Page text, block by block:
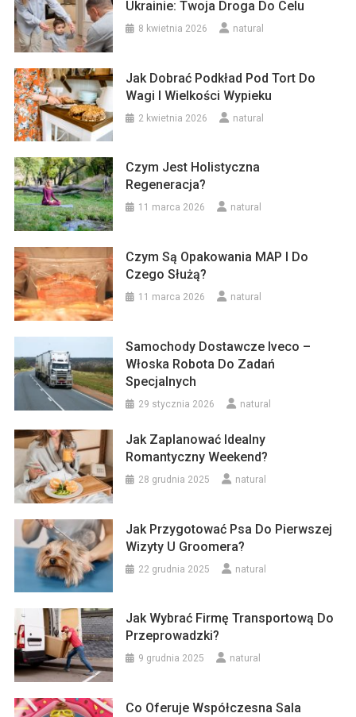
Ukrainie: Twoja Droga Do Celu
8 kwietnia 2026 natural
Jak Dobrać Podkład Pod Tort Do
Wagi I Wielkości Wypieku
2 kwietnia 2026 natural
Czym Jest Holistyczna
Regeneracja?
11 marca 2026 natural
Czym Są Opakowania MAP I Do
Czego Służą?
11 marca 2026 natural
Samochody Dostawcze Iveco –
Włoska Robota Do Zadań
Specjalnych
29 stycznia 2026 natural
Jak Zaplanować Idealny
Romantyczny Weekend?
28 grudnia 2025 natural
Jak Przygotować Psa Do Pierwszej
Wizyty U Groomera?
22 grudnia 2025 natural
Jak Wybrać Firmę Transportową Do
Przeprowadzki?
9 grudnia 2025 natural
Co Oferuje Współczesna Sala